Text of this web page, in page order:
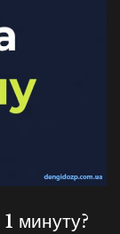
минуту?